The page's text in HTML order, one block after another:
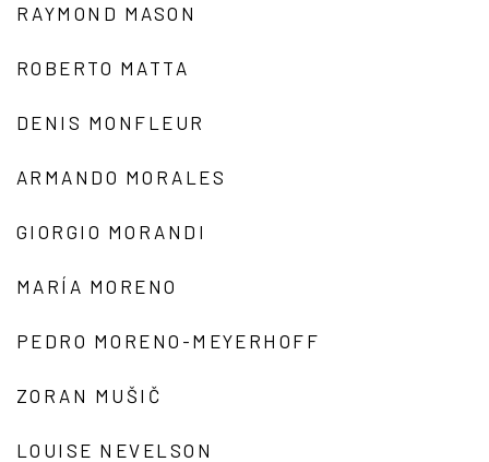
RAYMOND MASON
ROBERTO MATTA
DENIS MONFLEUR
ARMANDO MORALES
GIORGIO MORANDI
MARÍA MORENO
PEDRO MORENO-MEYERHOFF
ZORAN MUŠIČ
LOUISE NEVELSON